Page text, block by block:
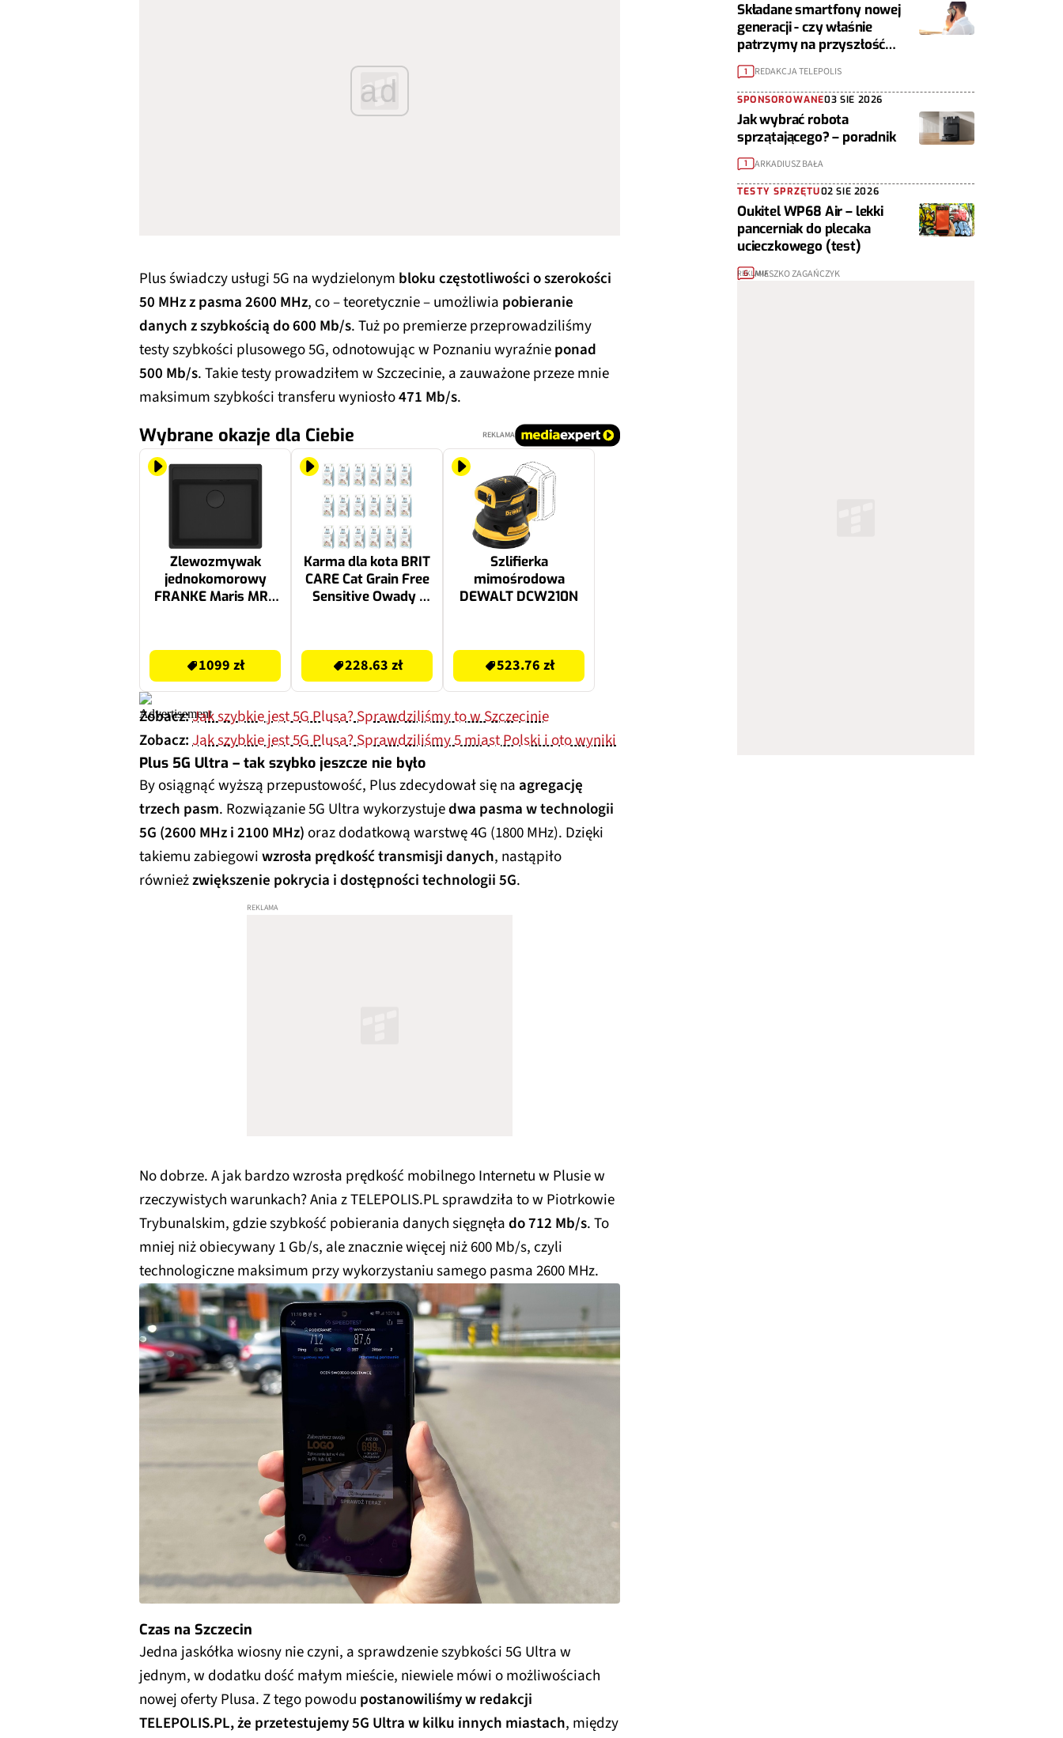
ad
Plus świadczy usługi 5G na wydzielonym bloku częstotliwości o szerokości
50 MHz z pasma 2600 MHz, co – teoretycznie – umożliwia pobieranie
danych z szybkością do 600 Mb/s. Tuż po premierze przeprowadziliśmy
testy szybkości plusowego 5G, odnotowując w Poznaniu wyraźnieponad
500 Mb/s. Takie testy prowadziłem w Szczecinie, a zauważone przeze mnie
maksimum szybkości transferu wyniosło471 Mb/s.
Wybrane okazje dla Ciebie REKLAMA
Zlewozmywak
jednokomorowy
FRANKE Maris MRG
51x56
1099 zł
Karma dla kota BRIT
CARE Cat Grain Free
Sensitive Owady i
228.63 zł
Szlifierka
mimośrodowa
DEWALT DCW210N
523.76 zł
Zobacz:Jak szybkie jest 5G Plusa? Sprawdziliśmy to w Szczecinie
Zobacz:Jak szybkie jest 5G Plusa? Sprawdziliśmy 5 miast Polski i oto wyniki
Plus 5G Ultra – tak szybko jeszcze nie było
By osiągnąć wyższą przepustowość, Plus zdecydował się naagregację
trzech pasm. Rozwiązanie 5G Ultra wykorzystujedwa pasma w technologii
5G (2600 MHz i 2100 MHz)oraz dodatkową warstwę 4G (1800 MHz). Dzięki
takiemu zabiegowiwzrosła prędkość transmisji danych, nastąpiło
równieżzwiększenie pokrycia i dostępności technologii 5G.
No dobrze. A jak bardzo wzrosła prędkość mobilnego Internetu w Plusie w
rzeczywistych warunkach? Ania z TELEPOLIS.PL sprawdziła to w Piotrkowie
Trybunalskim, gdzie szybkość pobierania danych sięgnęłado 712 Mb/s. To
mniej niż obiecywany 1 Gb/s, ale znacznie więcej niż 600 Mb/s, czyli
technologiczne maksimum przy wykorzystaniu samego pasma 2600 MHz.
Czas na Szczecin
Jedna jaskółka wiosny nie czyni, a sprawdzenie szybkości 5G Ultra w
jednym, w dodatku dość małym mieście, niewiele mówi o możliwościach
nowej oferty Plusa. Z tego powodu postanowiliśmy w redakcji
TELEPOLIS.PL, że przetestujemy 5G Ultra w kilku innych miastach, między
Składane smartfony nowej
generacji - czy właśnie
patrzymy na przyszłość
urządzeń mobilnych?
1 REDAKCJA TELEPOLIS
SPONSOROWANE03 SIE 2026
Jak wybrać robota
sprzątającego? – poradnik
1 ARKADIUSZ BAŁA
TESTY SPRZĘTU02 SIE 2026
Oukitel WP68 Air – lekki
pancerniak do plecaka
ucieczkowego (test)
6 MIESZKO ZAGAŃCZYK